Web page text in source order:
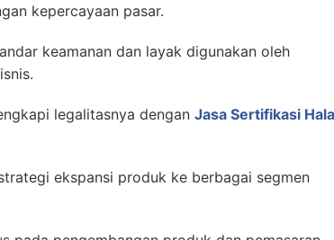
kepercayaan pasar.
keamanan dan layak digunakan oleh
legalitasnya dengan Jasa Sertifikasi
ekspansi produk ke berbagai segmen